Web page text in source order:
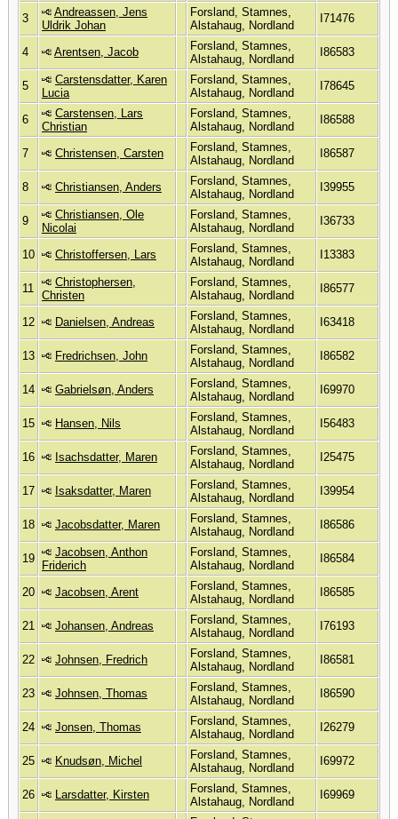
3
Andreassen, Jens
Uldrik Johan
Forsland, Stamnes,
Alstahaug, Nordland
I71476
4 Arentsen, Jacob
Forsland, Stamnes,
Alstahaug, Nordland
I86583
5
Carstensdatter, Karen
Lucia
Forsland, Stamnes,
Alstahaug, Nordland
I78645
6
Carstensen, Lars
Christian
Forsland, Stamnes,
Alstahaug, Nordland
I86588
7 Christensen, Carsten
Forsland, Stamnes,
Alstahaug, Nordland
I86587
8 Christiansen, Anders
Forsland, Stamnes,
Alstahaug, Nordland
I39955
9
Christiansen, Ole
Nicolai
Forsland, Stamnes,
Alstahaug, Nordland
I36733
10 Christoffersen, Lars
Forsland, Stamnes,
Alstahaug, Nordland
I13383
11
Christophersen,
Christen
Forsland, Stamnes,
Alstahaug, Nordland
I86577
12 Danielsen, Andreas
Forsland, Stamnes,
Alstahaug, Nordland
I63418
13 Fredrichsen, John
Forsland, Stamnes,
Alstahaug, Nordland
I86582
14 Gabrielsøn, Anders
Forsland, Stamnes,
Alstahaug, Nordland
I69970
15 Hansen, Nils
Forsland, Stamnes,
Alstahaug, Nordland
I56483
16 Isachsdatter, Maren
Forsland, Stamnes,
Alstahaug, Nordland
I25475
17 Isaksdatter, Maren
Forsland, Stamnes,
Alstahaug, Nordland
I39954
18 Jacobsdatter, Maren
Forsland, Stamnes,
Alstahaug, Nordland
I86586
19
Jacobsen, Anthon
Friderich
Forsland, Stamnes,
Alstahaug, Nordland
I86584
20 Jacobsen, Arent
Forsland, Stamnes,
Alstahaug, Nordland
I86585
21 Johansen, Andreas
Forsland, Stamnes,
Alstahaug, Nordland
I76193
22 Johnsen, Fredrich
Forsland, Stamnes,
Alstahaug, Nordland
I86581
23 Johnsen, Thomas
Forsland, Stamnes,
Alstahaug, Nordland
I86590
24 Jonsen, Thomas
Forsland, Stamnes,
Alstahaug, Nordland
I26279
25 Knudsøn, Michel
Forsland, Stamnes,
Alstahaug, Nordland
I69972
26 Larsdatter, Kirsten
Forsland, Stamnes,
Alstahaug, Nordland
I69969